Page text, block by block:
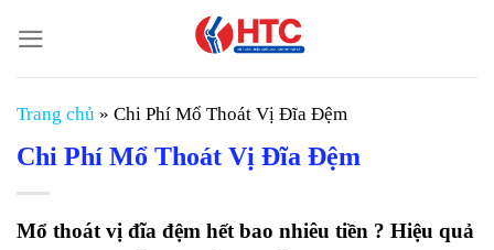
đến
nội
dung
Trang chủ » Chi Phí Mổ Thoát Vị Đĩa Đệm
Chi Phí Mổ Thoát Vị Đĩa Đệm
Mổ thoát vị đĩa đệm hết bao nhiêu tiền ? Hiệu quả